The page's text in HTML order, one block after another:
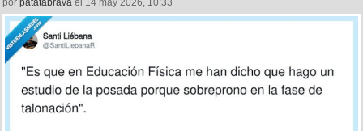
por patatabrava el 14 may 2026, 10:33